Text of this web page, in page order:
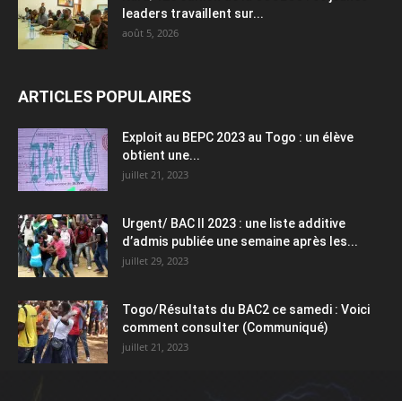
leaders travaillent sur...
août 5, 2026
ARTICLES POPULAIRES
Exploit au BEPC 2023 au Togo : un élève
obtient une...
juillet 21, 2023
Urgent/ BAC II 2023 : une liste additive
d’admis publiée une semaine après les...
juillet 29, 2023
Togo/Résultats du BAC2 ce samedi : Voici
comment consulter (Communiqué)
juillet 21, 2023